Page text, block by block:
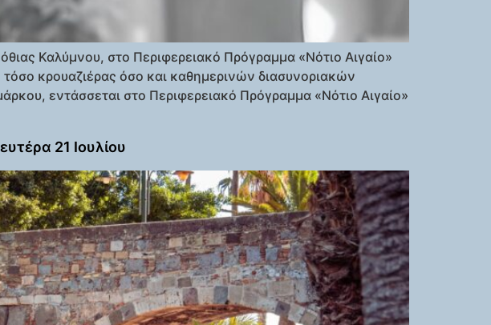
Καλύμνου, στο Περιφερειακό Πρόγραμμα «Νότιο Αιγαίο»
κρουαζιέρας όσο και καθημερινών διασυνοριακών
εντάσσεται στο Περιφερειακό Πρόγραμμα «Νότιο Αιγαίο»
21 Ιουλίου